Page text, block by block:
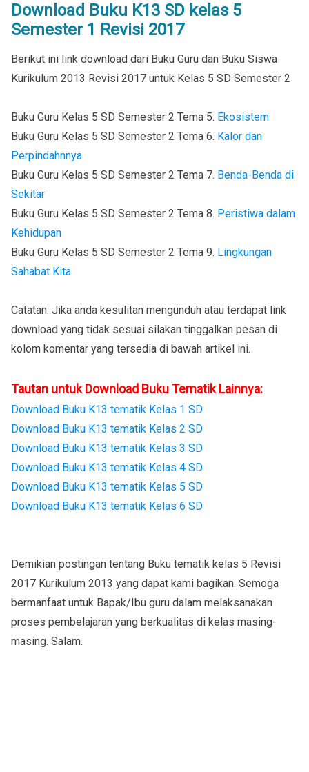
Download Buku K13 SD kelas 5
Semester 1 Revisi 2017
Berikut ini link download dari Buku Guru dan Buku Siswa
Kurikulum 2013 Revisi 2017 untuk Kelas 5 SD Semester 2
Buku Guru Kelas 5 SD Semester 2 Tema 5. Ekosistem
Buku Guru Kelas 5 SD Semester 2 Tema 6. Kalor dan
Perpindahnnya
Buku Guru Kelas 5 SD Semester 2 Tema 7. Benda-Benda di
Sekitar
Buku Guru Kelas 5 SD Semester 2 Tema 8. Peristiwa dalam
Kehidupan
Buku Guru Kelas 5 SD Semester 2 Tema 9. Lingkungan
Sahabat Kita
Catatan: Jika anda kesulitan mengunduh atau terdapat link
download yang tidak sesuai silakan tinggalkan pesan di
kolom komentar yang tersedia di bawah artikel ini.
Tautan untuk Download Buku Tematik Lainnya:
Download Buku K13 tematik Kelas 1 SD
Download Buku K13 tematik Kelas 2 SD
Download Buku K13 tematik Kelas 3 SD
Download Buku K13 tematik Kelas 4 SD
Download Buku K13 tematik Kelas 5 SD
Download Buku K13 tematik Kelas 6 SD
Demikian postingan tentang Buku tematik kelas 5 Revisi
2017 Kurikulum 2013 yang dapat kami bagikan. Semoga
bermanfaat untuk Bapak/Ibu guru dalam melaksanakan
proses pembelajaran yang berkualitas di kelas masing-
masing. Salam.